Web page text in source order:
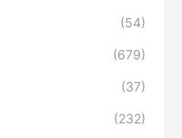
(54)
(679)
(37)
(232)